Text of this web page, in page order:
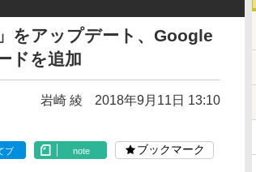
をアップデート、Google
ドを追加
岩崎 綾 2018年9月11日 13:10
ブ note ブックマーク